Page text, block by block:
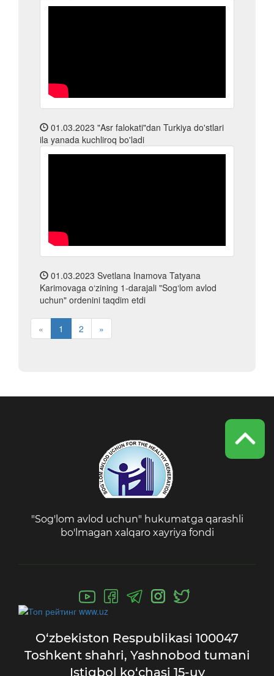
01.03.2023 "Asr falokati"dan Turkiya do'stlari
ila yanada kuchliroq bo'ladi
01.03.2023 Svetlana Inamova Tatyana
Karimovaga o‘zining 1-darajali "Sog‘lom avlod
uchun" ordenini taqdim etdi
« 1 2 »
"Sog'lom avlod uchun" hukumatga qarashli
bo'lmagan xalqaro xayriya fondi
O‘zbekiston Respublikasi 100047
Toshkent shahri, Yashnobod tumani
Istiqbol ko‘chasi 15-uy